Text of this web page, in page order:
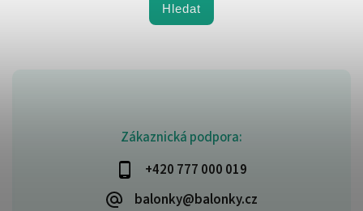
Zákaznická podpora:
+420 777 000 019
balonky@balonky.cz
Hledat